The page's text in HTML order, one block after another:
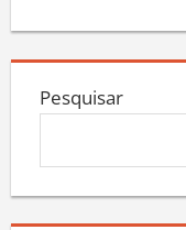
Pesquisar